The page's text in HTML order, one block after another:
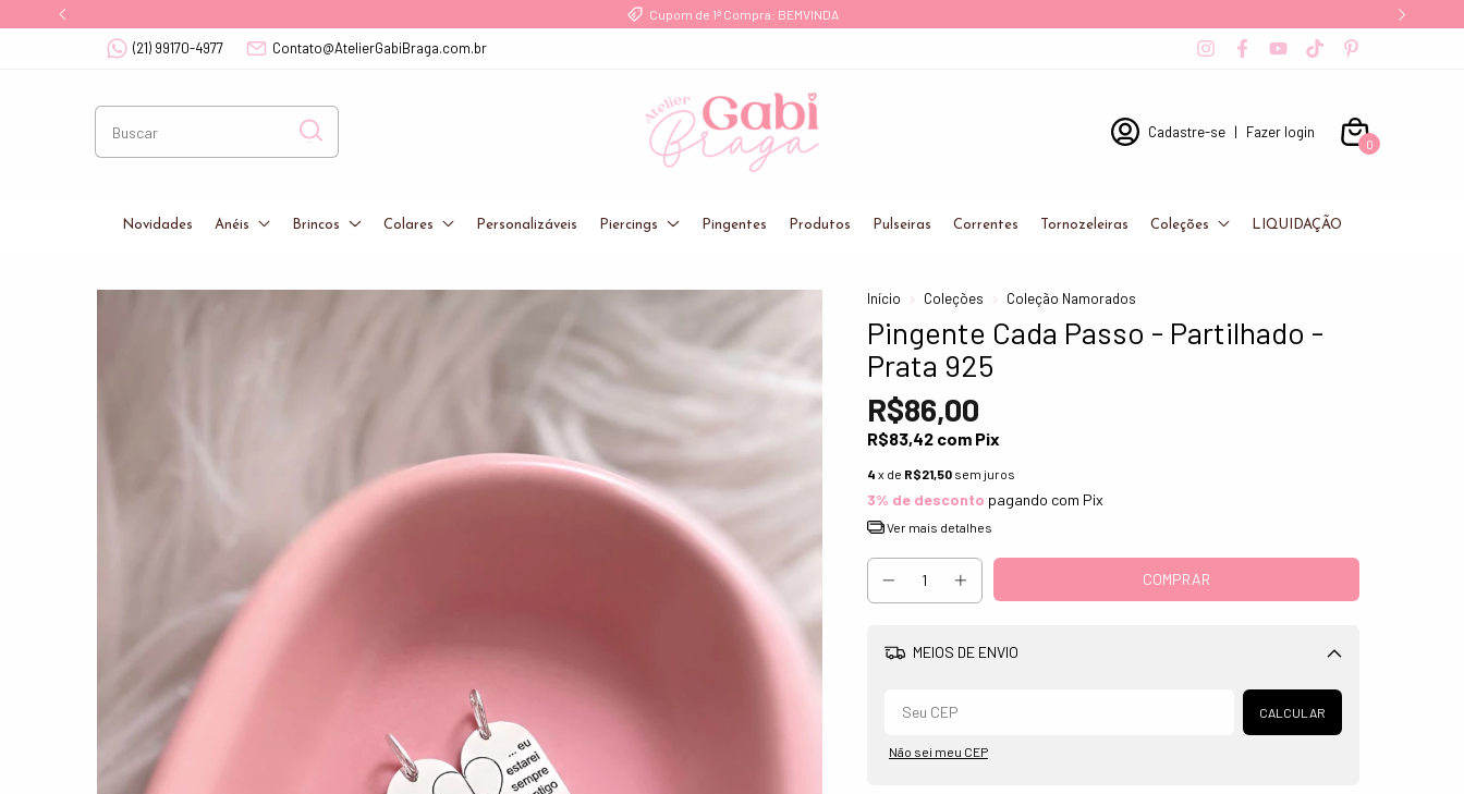
Frete Grátis a partir de R$ 249 para Sul/Sudeste
(21) 99170-4977 Contato@AtelierGabiBraga.com.br
Cadastre-se | Fazer login
0
Novidades Anéis Brincos Colares Personalizáveis Piercings Pingentes Produtos Pulseiras Correntes Tornozeleiras Coleções LIQUIDAÇÃO
Início Coleções Coleção Namorados
Pingente Cada Passo - Partilhado -
Prata 925
R$86,00
R$83,42 com Pix
4 x de R$21,50 sem juros
3% de desconto pagando com Pix
Ver mais detalhes
MEIOS DE ENVIO
Alterar CEP
CALCULAR
Não sei meu CEP